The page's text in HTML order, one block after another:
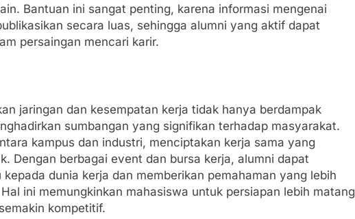
Bantuan ini sangat penting, karena informasi mengenai
secara luas, sehingga alumni yang aktif dapat
persaingan mencari karir.
jaringan dan kesempatan kerja tidak hanya berdampak
sumbangan yang signifikan terhadap masyarakat.
kampus dan industri, menciptakan kerja sama yang
Dengan berbagai event dan bursa kerja, alumni dapat
dunia kerja dan memberikan pemahaman yang lebih
ini memungkinkan mahasiswa untuk persiapan lebih matang
kompetitif.